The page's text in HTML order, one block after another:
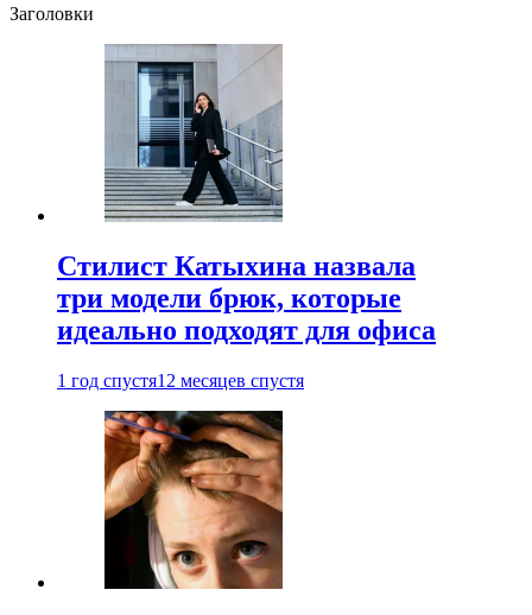
Заголовки
Стилист Катыхина назвала
три модели брюк, которые
идеально подходят для офиса
1 год спустя12 месяцев спустя